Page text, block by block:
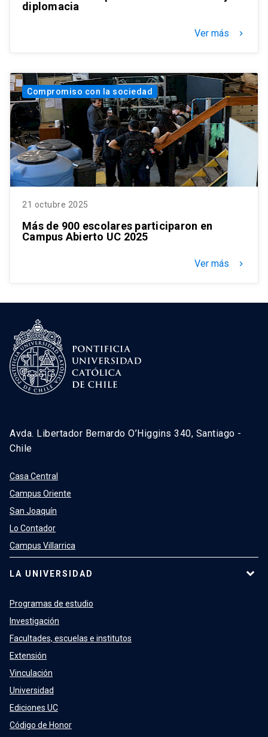
diplomacia
Ver más keyboard_arrow_right
Compromiso con la sociedad
21 octubre 2025
Más de 900 escolares participaron en
Campus Abierto UC 2025
Ver más keyboard_arrow_right
Avda. Libertador Bernardo O’Higgins 340, Santiago -
Chile
Casa Central
Campus Oriente
San Joaquín
Lo Contador
Campus Villarrica
LA UNIVERSIDAD
Programas de estudio
Investigación
Facultades, escuelas e institutos
Extensión
Vinculación
Universidad
Ediciones UC
Código de Honor